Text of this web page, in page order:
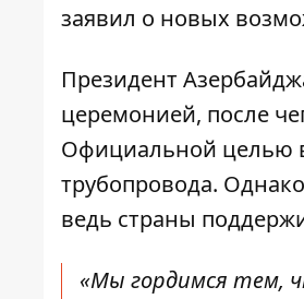
заявил о новых
Президент
церемонией, после
Официальной целью
трубопровода.
ведь страны
«Мы гордимся тем,